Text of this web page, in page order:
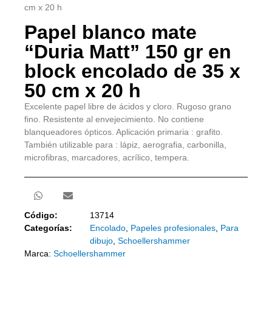
cm x 20 h
Papel blanco mate
“Duria Matt” 150 gr en
block encolado de 35 x
50 cm x 20 h
Excelente papel libre de ácidos y cloro. Rugoso grano
fino. Resistente al envejecimiento. No contiene
blanqueadores ópticos. Aplicación primaria : grafito.
También utilizable para : lápiz, aerografia, carbonilla,
microfibras, marcadores, acrílico, tempera.
Código:
13714
Categorías:
Encolado Papeles profesionales Para
dibujo Schoellershammer
Marca: Schoellershammer